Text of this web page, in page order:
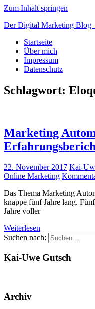
Zum Inhalt springen
Der Digital Marketing Blog
Startseite
Über mich
Impressum
Datenschutz
Schlagwort:
Marketing
22. November 2017 Kai-
Online Marketing
Das Thema Marketing
knappe fünf Jahre lang.
Jahre voller
Weiterlesen
Suchen nach:
Kai-Uwe Gutsch
Archiv